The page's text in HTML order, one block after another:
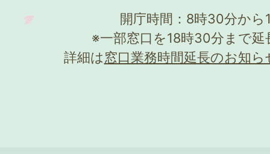
開庁時間：8時30分か
※一部窓口を18時30分まで
詳細は窓口業務時間延長のお知ら